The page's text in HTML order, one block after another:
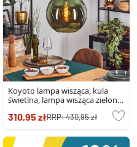
Koyoto lampa wisząca, kula
świetlna, lampa wisząca zielony,
310,95 złRRP:430,95 zł